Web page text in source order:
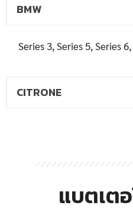
BMW
Series 3, Series 5, Series
CITRONE
แบตเต